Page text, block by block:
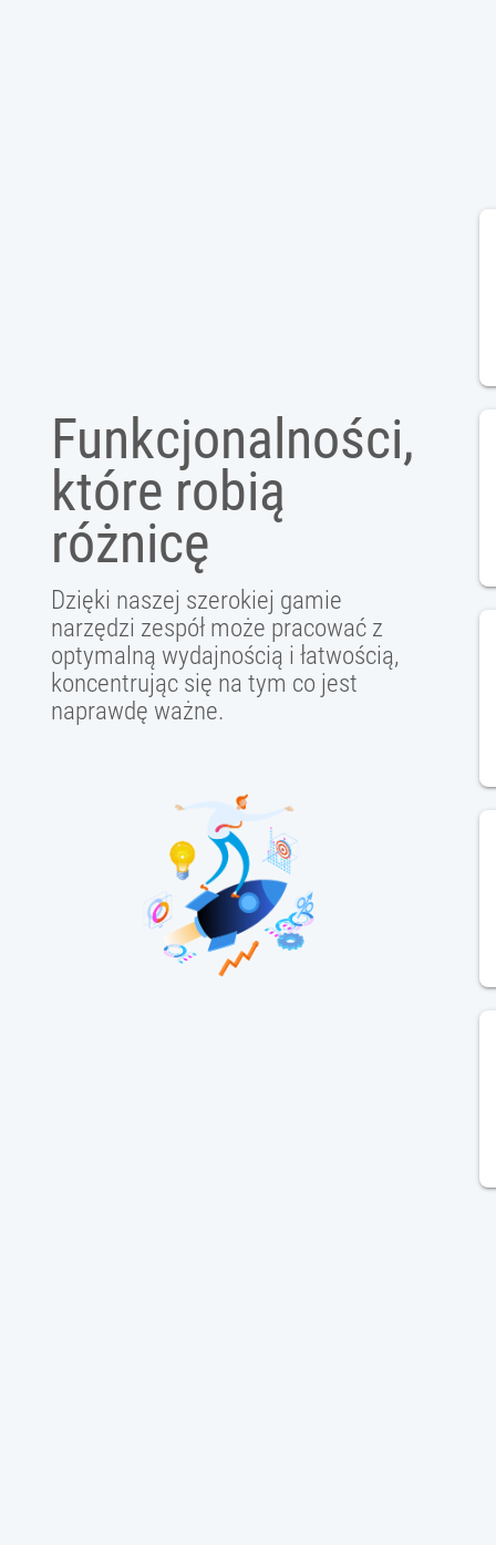
Funkcjonalności,
które robią
różnicę
Dzięki naszej szerokiej gamie
narzędzi zespół może pracować z
optymalną wydajnością i łatwością,
koncentrując się na tym co jest
naprawdę ważne.